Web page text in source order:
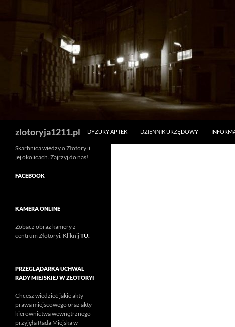
zlotoryja1211.pl DYŻURY APTEK DZIENNIK URZĘDOWY
Skarbnica wiedzy o Złotoryi i
jej okolicach. Zajrzyj do nas!
FACEBOOK
KAMERA ONLINE
Zobacz obraz kamery z
centrum Złotoryi. KliknijTU.
PRZEGLĄDARKA UCHWAL
RADY MIEJSKIEJ W ZŁOTORYI
Chcesz wiedzieć jakie akty
prawa miejscowego oraz akty
kierownictwa wewnętrznego
przyjęła Rada Miejska w